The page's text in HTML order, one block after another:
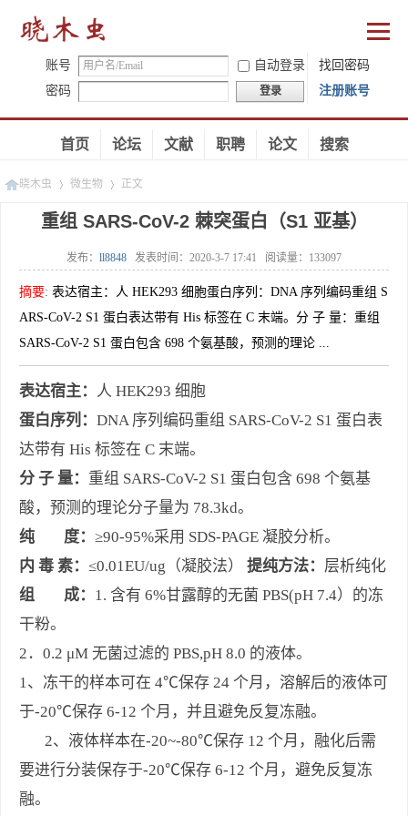
账号 自动登录
找回密码
密码
登录 注册账号
首页 论坛 文献 职聘 论文 搜索
晓木虫 微生物
»
正文
重组 SARS-CoV-2 棘突蛋白（S1 亚基）
发布： ll8848 发表时间： 2020-3-7 17:41 阅读量： 133097
摘要: 表达宿主：人 HEK293 细胞蛋白序列：DNA 序列编码重组 S
ARS-CoV-2 S1 蛋白表达带有 His 标签在 C 末端。分 子 量：重组
SARS-CoV-2 S1 蛋白包含 698 个氨基酸，预测的理论 ...
表达宿主： 人 HEK293 细胞
蛋白序列： DNA 序列编码重组 SARS-CoV-2 S1 蛋白表
达带有 His 标签在 C 末端。
分 子 量： 重组 SARS-CoV-2 S1 蛋白包含 698 个氨基
酸，预测的理论分子量为 78.3kd。
纯
度： ≥90-95%采用 SDS-PAGE 凝胶分析。
内 毒 素： ≤0.01EU/ug（凝胶法） 提纯方法： 层析纯化
组
成： 1. 含有 6%甘露醇的无菌 PBS(pH 7.4）的冻
干粉。
2．0.2 μM 无菌过滤的 PBS,pH 8.0 的液体。
1、冻干的样本可在 4℃保存 24 个月，溶解后的液体可
于-20℃保存 6-12 个月，并且避免反复冻融。
2、液体样本在-20~-80℃保存 12 个月，融化后需
要进行分装保存于-20℃保存 6-12 个月，避免反复冻
融。